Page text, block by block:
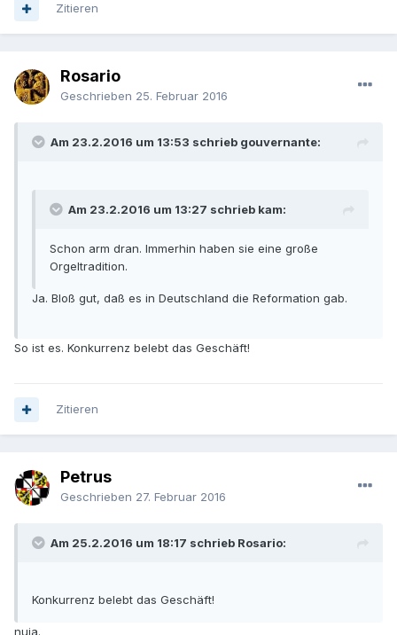
Zitieren
Rosario
Geschrieben 25. Februar 2016
Am 23.2.2016 um 13:53 schrieb gouvernante:
Am 23.2.2016 um 13:27 schrieb kam:
Schon arm dran. Immerhin haben sie eine große
Orgeltradition.
Ja. Bloß gut, daß es in Deutschland die Reformation gab.
So ist es. Konkurrenz belebt das Geschäft!
Zitieren
Petrus
Geschrieben 27. Februar 2016
Am 25.2.2016 um 18:17 schrieb Rosario:
Konkurrenz belebt das Geschäft!
nuja.